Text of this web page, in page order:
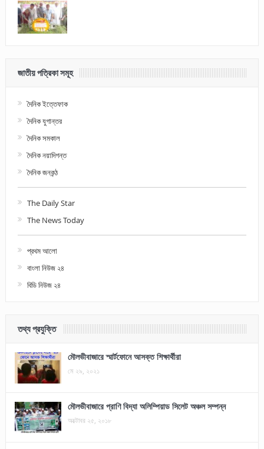
জাতীয় পত্রিকা সমূহ
দৈনিক ইত্তেফাক
দৈনিক যুগান্তর
দৈনিক সমকাল
দৈনিক নয়াদিগন্ত
দৈনিক জনকন্ঠ
The Daily Star
The News Today
প্রথম আলো
বাংলা নিউজ ২৪
বিডি নিউজ ২৪
তথ্য প্রযুক্তি
মৌলভীবাজারে স্মার্টফোনে আসক্ত শিক্ষার্থীরা
মে ২৯, ২০২১
মৌলভীবাজারে প্রাণি বিদ্যা অলিম্পিয়াড সিলেট অঞ্চল সম্পন্ন
অক্টোবর ২৫, ২০১৮